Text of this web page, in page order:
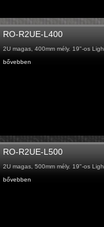
RO-R2UE-L400
2U magas, 400mm mély. 19"-os
bővebben
RO-R2UE-L500
2U magas, 500mm mély. 19"-os
bővebben